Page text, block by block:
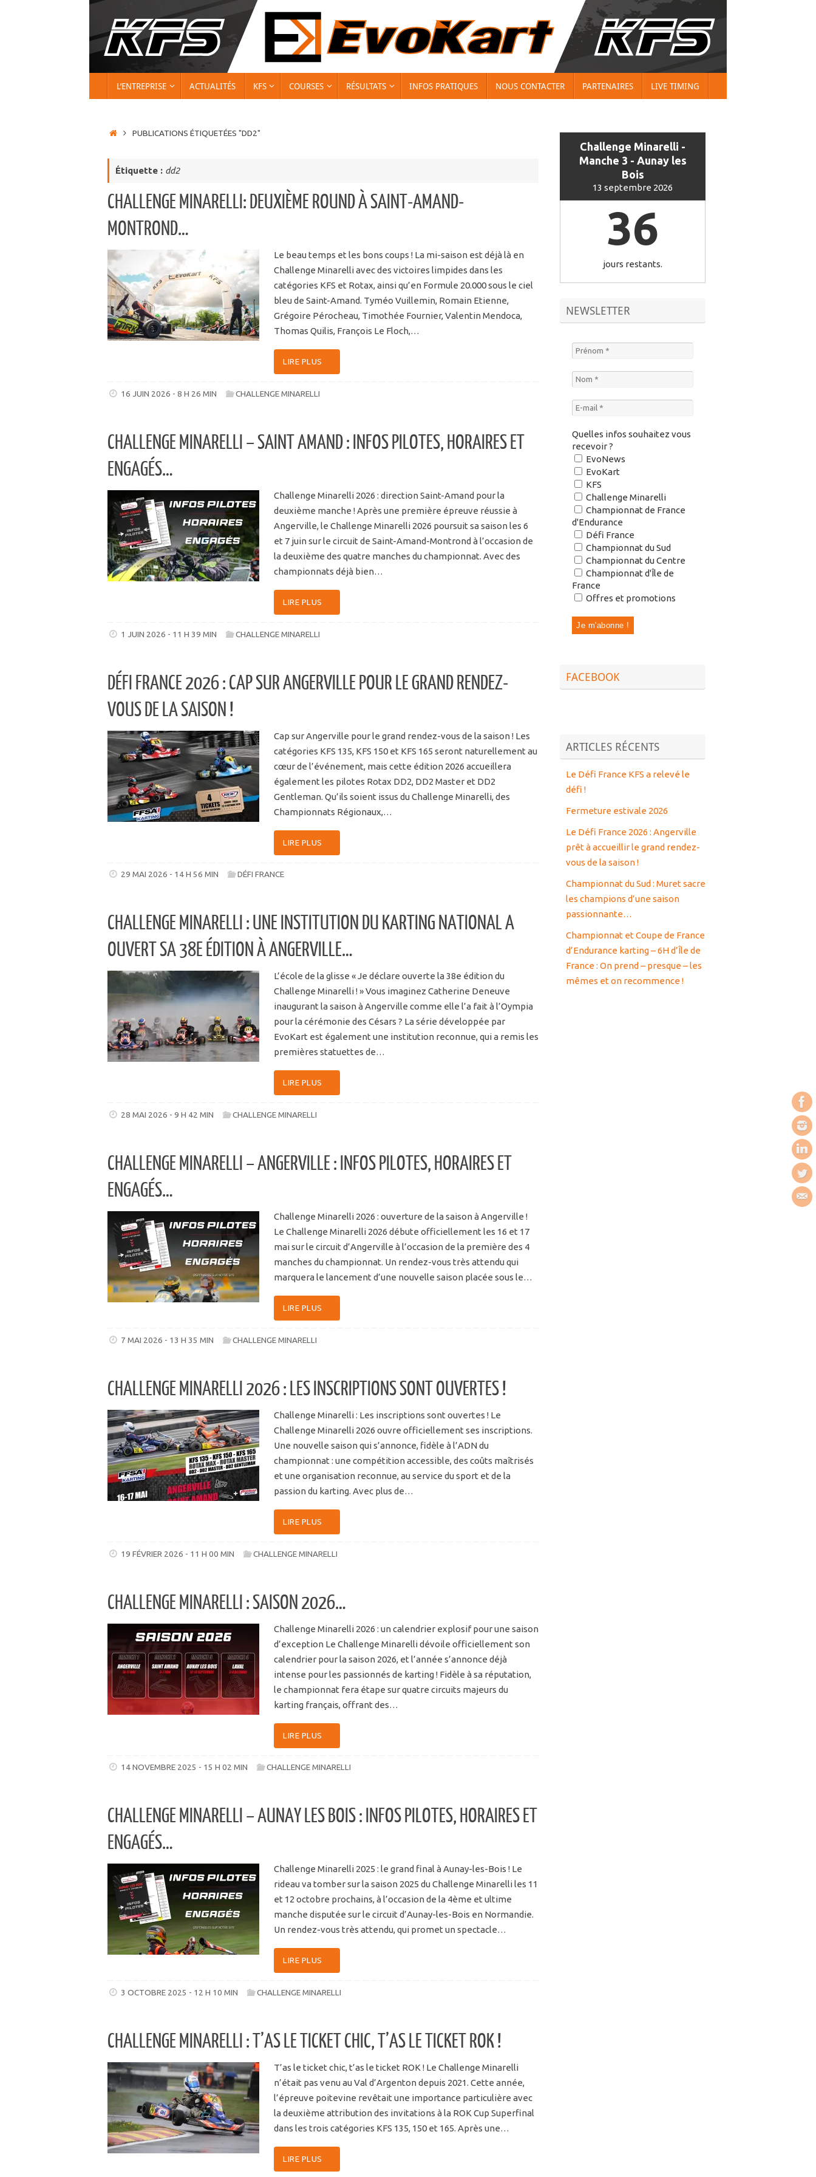
L’ENTREPRISE ACTUALITÉS KFS COURSES RÉSULTATS INFOS PRATIQUES NOUS CONTACTER PARTENAIRES LIVE TIMING
ACCUEIL
PUBLICATIONS ÉTIQUETÉES "DD2"
Étiquette : dd2
CHALLENGE MINARELLI: DEUXIÈME ROUND À SAINT-AMAND-
MONTROND…
Le beau temps et les bons coups ! La mi-saison est déjà là en
Challenge Minarelli avec des victoires limpides dans les
catégories KFS et Rotax, ainsi qu’en Formule 20.000 sous le ciel
bleu de Saint-Amand. Tyméo Vuillemin, Romain Etienne,
Grégoire Pérocheau, Timothée Fournier, Valentin Mendoca,
Thomas Quilis, François Le Floch,…
LIRE PLUS
16 JUIN 2026 - 8 H 26 MIN CHALLENGE MINARELLI
CHALLENGE MINARELLI – SAINT AMAND : INFOS PILOTES, HORAIRES ET
ENGAGÉS…
Challenge Minarelli 2026 : direction Saint-Amand pour la
deuxième manche ! Après une première épreuve réussie à
Angerville, le Challenge Minarelli 2026 poursuit sa saison les 6
et 7 juin sur le circuit de Saint-Amand-Montrond à l’occasion de
la deuxième des quatre manches du championnat. Avec des
championnats déjà bien…
LIRE PLUS
1 JUIN 2026 - 11 H 39 MIN CHALLENGE MINARELLI
DÉFI FRANCE 2026 : CAP SUR ANGERVILLE POUR LE GRAND RENDEZ-
VOUS DE LA SAISON !
Cap sur Angerville pour le grand rendez-vous de la saison ! Les
catégories KFS 135, KFS 150 et KFS 165 seront naturellement au
cœur de l’événement, mais cette édition 2026 accueillera
également les pilotes Rotax DD2, DD2 Master et DD2
Gentleman. Qu’ils soient issus du Challenge Minarelli, des
Championnats Régionaux,…
LIRE PLUS
29 MAI 2026 - 14 H 56 MIN DÉFI FRANCE
CHALLENGE MINARELLI : UNE INSTITUTION DU KARTING NATIONAL A
OUVERT SA 38E ÉDITION À ANGERVILLE…
L’école de la glisse « Je déclare ouverte la 38e édition du
Challenge Minarelli ! » Vous imaginez Catherine Deneuve
inaugurant la saison à Angerville comme elle l’a fait à l’Oympia
pour la cérémonie des Césars ? La série développée par
EvoKart est également une institution reconnue, qui a remis les
premières statuettes de…
LIRE PLUS
28 MAI 2026 - 9 H 42 MIN CHALLENGE MINARELLI
CHALLENGE MINARELLI – ANGERVILLE : INFOS PILOTES, HORAIRES ET
ENGAGÉS…
Challenge Minarelli 2026 : ouverture de la saison à Angerville !
Le Challenge Minarelli 2026 débute officiellement les 16 et 17
mai sur le circuit d’Angerville à l’occasion de la première des 4
manches du championnat. Un rendez-vous très attendu qui
marquera le lancement d’une nouvelle saison placée sous le…
LIRE PLUS
7 MAI 2026 - 13 H 35 MIN CHALLENGE MINARELLI
CHALLENGE MINARELLI 2026 : LES INSCRIPTIONS SONT OUVERTES !
Challenge Minarelli : Les inscriptions sont ouvertes ! Le
Challenge Minarelli 2026 ouvre officiellement ses inscriptions.
Une nouvelle saison qui s’annonce, fidèle à l’ADN du
championnat : une compétition accessible, des coûts maîtrisés
et une organisation reconnue, au service du sport et de la
passion du karting. Avec plus de…
LIRE PLUS
19 FÉVRIER 2026 - 11 H 00 MIN CHALLENGE MINARELLI
CHALLENGE MINARELLI : SAISON 2026…
Challenge Minarelli 2026 : un calendrier explosif pour une saison
d’exception Le Challenge Minarelli dévoile officiellement son
calendrier pour la saison 2026, et l’année s’annonce déjà
intense pour les passionnés de karting ! Fidèle à sa réputation,
le championnat fera étape sur quatre circuits majeurs du
karting français, offrant des…
LIRE PLUS
14 NOVEMBRE 2025 - 15 H 02 MIN CHALLENGE MINARELLI
CHALLENGE MINARELLI – AUNAY LES BOIS : INFOS PILOTES, HORAIRES ET
ENGAGÉS…
Challenge Minarelli 2025 : le grand final à Aunay-les-Bois ! Le
rideau va tomber sur la saison 2025 du Challenge Minarelli les 11
et 12 octobre prochains, à l’occasion de la 4ème et ultime
manche disputée sur le circuit d’Aunay-les-Bois en Normandie.
Un rendez-vous très attendu, qui promet un spectacle…
LIRE PLUS
3 OCTOBRE 2025 - 12 H 10 MIN CHALLENGE MINARELLI
CHALLENGE MINARELLI : T’AS LE TICKET CHIC, T’AS LE TICKET ROK !
T’as le ticket chic, t’as le ticket ROK ! Le Challenge Minarelli
n’était pas venu au Val d’Argenton depuis 2021. Cette année,
l’épreuve poitevine revêtait une importance particulière avec
la deuxième attribution des invitations à la ROK Cup Superfinal
dans les trois catégories KFS 135, 150 et 165. Après une…
LIRE PLUS
Challenge Minarelli -
Manche 3 - Aunay les
Bois
13 septembre 2026
36
jours restants.
NEWSLETTER
Quelles infos souhaitez vous
recevoir ?
EvoNews
EvoKart
KFS
Challenge Minarelli
Championnat de France
d'Endurance
Défi France
Championnat du Sud
Championnat du Centre
Championnat d'Île de
France
Offres et promotions
FACEBOOK
ARTICLES RÉCENTS
Le Défi France KFS a relevé le
défi !
Fermeture estivale 2026
Le Défi France 2026 : Angerville
prêt à accueillir le grand rendez-
vous de la saison !
Championnat du Sud : Muret sacre
les champions d’une saison
passionnante…
Championnat et Coupe de France
d’Endurance karting – 6H d’Île de
France : On prend – presque – les
mêmes et on recommence !